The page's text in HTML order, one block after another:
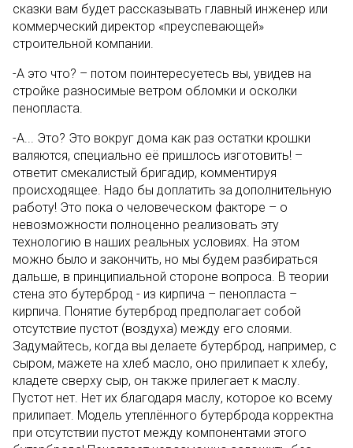
сказки вам будет рассказывать главный инженер или
коммерческий директор «преуспевающей»
строительной компании.
-А это что? – потом поинтересуетесь вы, увидев на
стройке разносимые ветром обломки и осколки
пенопласта.
-А... Это? Это вокруг дома как раз остатки крошки
валяются, специально её пришлось изготовить! –
ответит смекалистый бригадир, комментируя
происходящее. Надо бы доплатить за дополнительную
работу! Это пока о человеческом факторе – о
невозможности полноценно реализовать эту
технологию в наших реальных условиях. На этом
можно было и закончить, но мы будем разбираться
дальше, в принципиальной стороне вопроса. В теории
стена это бутерброд - из кирпича – пенопласта –
кирпича. Понятие бутерброд предполагает собой
отсутствие пустот (воздуха) между его слоями.
Задумайтесь, когда вы делаете бутерброд, например, с
сыром, мажете на хлеб масло, оно прилипает к хлебу,
кладете сверху сыр, он также прилегает к маслу.
Пустот нет. Нет их благодаря маслу, которое ко всему
прилипает. Модель утеплённого бутерброда корректна
при отсутствии пустот между компонентами этого